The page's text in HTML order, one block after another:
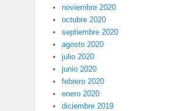
noviembre 2020
octubre 2020
septiembre 2020
agosto 2020
julio 2020
junio 2020
febrero 2020
enero 2020
diciembre 2019